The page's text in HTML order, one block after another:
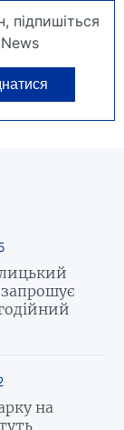
підпишіться
на